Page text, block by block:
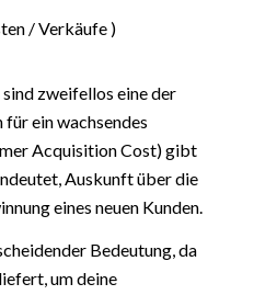
/ Verkäufe )
zweifellos eine der
ein wachsendes
Acquisition Cost) gibt
Auskunft über die
eines neuen Kunden.
Bedeutung, da
um deine